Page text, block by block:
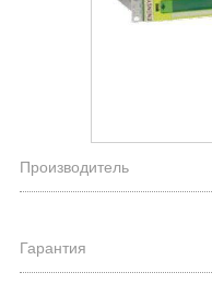
Производитель
Гарантия